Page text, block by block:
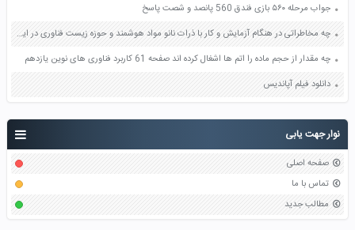
نوار جهت یابی
صفحه اصلی
تماس با ما
مطالب جدید
جواب مرحله ۵۶۰ بازی فندق 560 پانصد و شصت پاسخ
چه مخاطراتی در هنگام آزمایش و کار با ذرات نانو مواد هوشمند و حوزه زیست فناوری در این مراکز وجود دارد و راهکارهای مقابله با آن به چه صورت است صفحه 88 کاربرد فناوری های نوین یازدهم
چه مقدار از حجم ماده را اتم ها اشغال کرده اند صفحه 61 کاربرد فناوری های نوین یازدهم
دانلود فیلم آپاندیس